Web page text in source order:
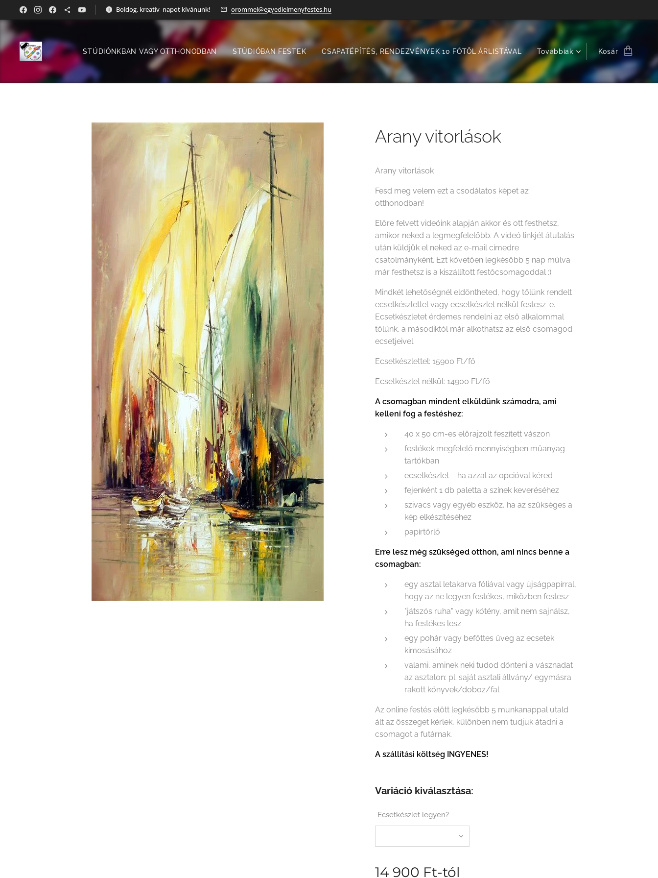
Boldog, kreatív napot kívánunk! orommel@egyedielmenyfestes.hu
STÚDIÓNKBAN VAGY OTTHONODBAN STÚDIÓBAN FESTEK CSAPATÉPÍTÉS, RENDEZVÉNYEK 10 FŐTŐL ÁRLISTÁVAL Továbbiak Kosár
Arany vitorlások
Arany vitorlások
Fesd meg velem ezt a csodálatos képet az
otthonodban!
Előre felvett videóink alapján akkor és ott festhetsz,
amikor neked a legmegfelelőbb. A videó linkjét átutalás
után küldjük el neked az e-mail címedre
csatolmányként. Ezt követően legkésőbb 5 nap múlva
már festhetsz is a kiszállított festőcsomagoddal :)
Mindkét lehetőségnél eldöntheted, hogy tőlünk rendelt
ecsetkészlettel vagy ecsetkészlet nélkül festesz-e.
Ecsetkészletet érdemes rendelni az első alkalommal
tőlünk, a másodiktól már alkothatsz az első csomagod
ecsetjeivel.
Ecsetkészlettel: 15900 Ft/fő
Ecsetkészlet nélkül: 14900 Ft/fő
A csomagban mindent elküldünk számodra, ami
kelleni fog a festéshez:
40 x 50 cm-es előrajzolt feszített vászon
festékek megfelelő mennyiségben műanyag
tartókban
ecsetkészlet – ha azzal az opcióval kéred
fejenként 1 db paletta a színek keveréséhez
szivacs vagy egyéb eszköz, ha az szükséges a
kép elkészítéséhez
papírtörlő
Erre lesz még szükséged otthon, ami nincs benne a
csomagban:
egy asztal letakarva fóliával vagy újságpapírral,
hogy az ne legyen festékes, miközben festesz
"játszós ruha" vagy kötény, amit nem sajnálsz,
ha festékes lesz
egy pohár vagy befőttes üveg az ecsetek
kimosásához
valami, aminek neki tudod dönteni a vásznadat
az asztalon: pl. saját asztali állvány/ egymásra
rakott könyvek/doboz/fal
Az online festés előtt legkésőbb 5 munkanappal utald
ált az összeget kérlek, különben nem tudjuk átadni a
csomagot a futárnak.
A szállítási költség INGYENES!
Variáció kiválasztása:
Ecsetkészlet legyen?
14 900 Ft-tól